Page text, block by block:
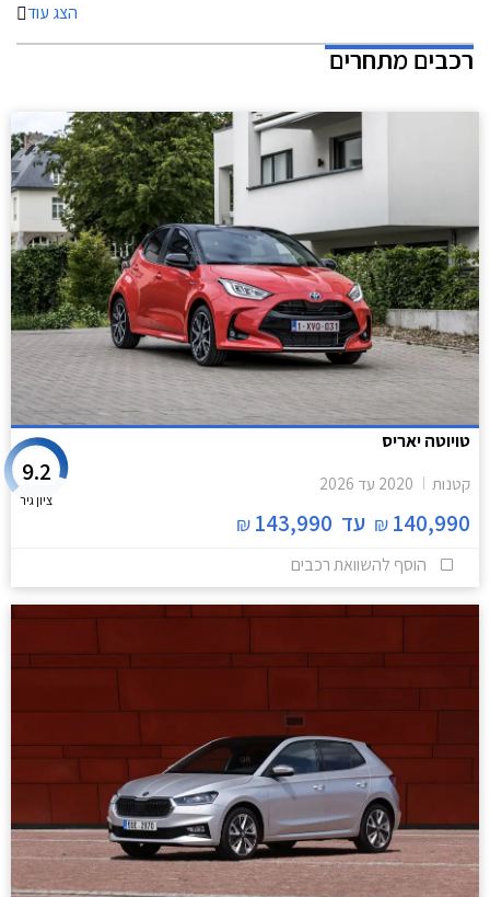
הצג עוד
רכבים מתחרים
טויוטה יאריס
קטנות 2020 עד 2026
140,990
₪ עד 143,990
₪
9.2
ציון גיר
הוסף להשוואת רכבים